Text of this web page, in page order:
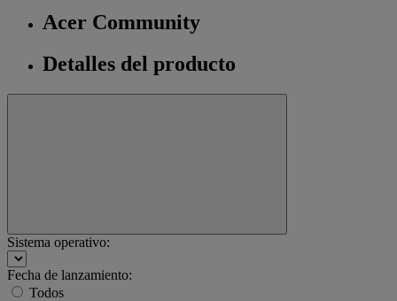
Acer Community
Detalles del producto
Sistema operativo:
Fecha de lanzamiento:
Todos